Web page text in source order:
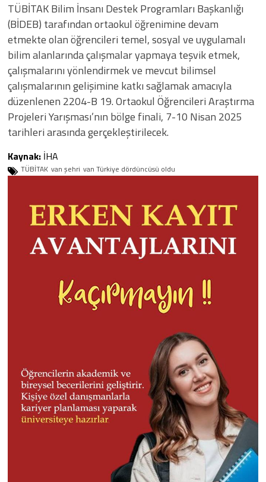
TÜBİTAK Bilim İnsanı Destek Programları Başkanlığı
(BİDEB) tarafından ortaokul öğrenimine devam
etmekte olan öğrencileri temel, sosyal ve uygulamalı
bilim alanlarında çalışmalar yapmaya teşvik etmek,
çalışmalarını yönlendirmek ve mevcut bilimsel
çalışmalarının gelişimine katkı sağlamak amacıyla
düzenlenen 2204-B 19. Ortaokul Öğrencileri Araştırma
Projeleri Yarışması’nın bölge finali, 7-10 Nisan 2025
tarihleri arasında gerçekleştirilecek.
Kaynak: İHA
TÜBİTAK van şehri van Türkiye dördüncüsü oldu